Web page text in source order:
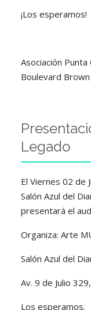
¡Los esperamos!
Asociación Punta
Boulevard
Legado
El Viernes 02 de
Salón Azul del
presentará el
Organiza: Arte
Salón Azul del
Av. 9 de Julio
Los esperamos.